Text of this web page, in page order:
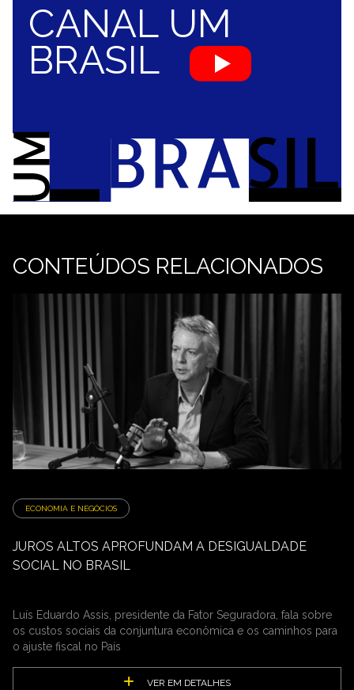
CANAL UM
BRASIL
CONTEÚDOS RELACIONADOS
ECONOMIA E NEGÓCIOS
JUROS ALTOS APROFUNDAM A DESIGUALDADE
SOCIAL NO BRASIL
Luís Eduardo Assis, presidente da Fator Seguradora, fala sobre
os custos sociais da conjuntura econômica e os caminhos para
o ajuste fiscal no País
VER EM DETALHES